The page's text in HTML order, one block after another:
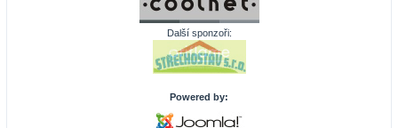
Další sponzoři:
Powered by: